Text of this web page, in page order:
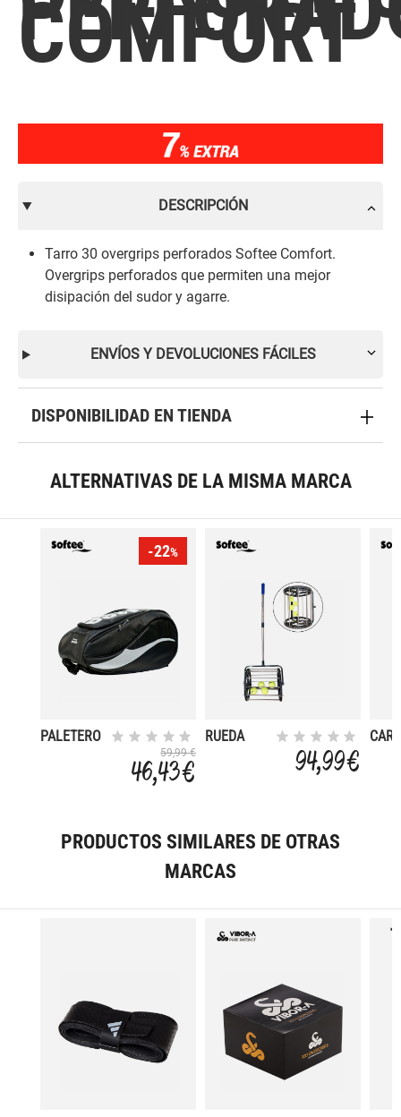
COMFORT
DESCRIPCIÓN
Tarro 30 overgrips perforados Softee Comfort.
Overgrips perforados que permiten una mejor
disipación del sudor y agarre.
ENVÍOS Y DEVOLUCIONES FÁCILES
DISPONIBILIDAD EN TIENDA
ALTERNATIVAS DE LA MISMA MARCA
-22%
PALETERO
59,99 €
46,43 €
RUEDA
94,99 €
PRODUCTOS SIMILARES DE OTRAS
MARCAS